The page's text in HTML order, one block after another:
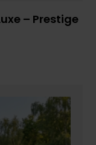
– Prestige